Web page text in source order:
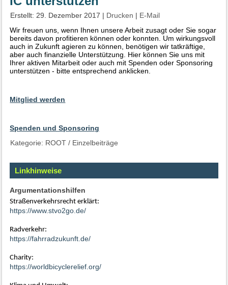
Erstellt: 29. Dezember 2017 | Drucken | E-Mail
Wir freuen uns, wenn Ihnen unsere Arbeit zusagt oder Sie sogar
bereits davon profitieren können oder konnten. Um wirkungsvoll
auch in Zukunft agieren zu können, benötigen wir tatkräftige,
aber auch finanzielle Unterstützung. Hier können Sie uns mit
Ihrer aktiven Mitarbeit oder auch mit Spenden oder Sponsoring
unterstützen - bitte entsprechend anklicken.
Mitglied werden
Spenden und Sponsoring
Kategorie: ROOT / Einzelbeiträge
Linkhinweise
Argumentationshilfen
Straßenverkehrsrecht erklärt:
https://www.stvo2go.de/
Radverkehr:
https://fahrradzukunft.de/
Charity:
https://worldbicyclerelief.org/